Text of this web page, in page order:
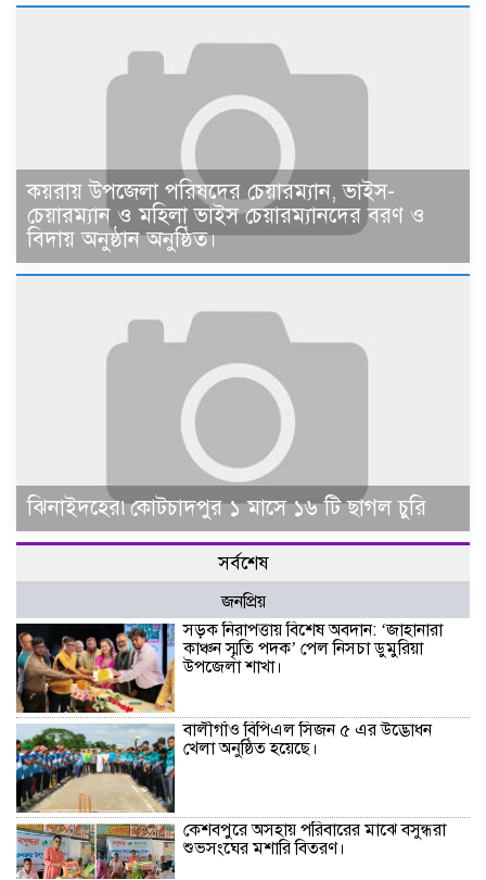
কয়রায় উপজেলা পরিষদের চেয়ারম্যান, ভাইস-
চেয়ারম্যান ও মহিলা ভাইস চেয়ারম্যানদের বরণ ও
বিদায় অনুষ্ঠান অনুষ্ঠিত।
ঝিনাইদহের৷কোটচাদপুর ১ মাসে ১৬ টি ছাগল চুরি
সর্বশেষ
জনপ্রিয়
সড়ক নিরাপত্তায় বিশেষ অবদান: ‘জাহানারা
কাঞ্চন স্মৃতি পদক’ পেল নিসচা ডুমুরিয়া
উপজেলা শাখা।
বালীগাঁও বিপিএল সিজন ৫ এর উদ্ভোধন
খেলা অনুষ্ঠিত হয়েছে।
কেশবপুরে অসহায় পরিবারের মাঝে বসুন্ধরা
শুভসংঘের মশারি বিতরণ।